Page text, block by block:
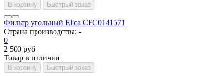
В корзину Быстрый заказ
Фильтр угольный Elica CFC0141571
Страна производства: -
0
2 500 руб
Товар в наличии
В корзину Быстрый заказ